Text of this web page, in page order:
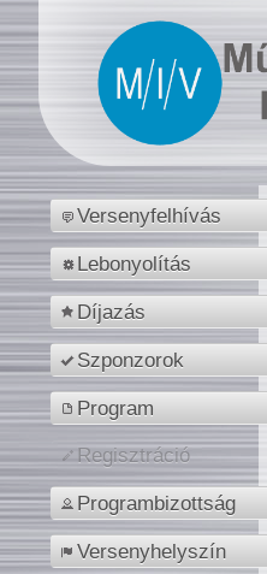
Versenyfelhívás
Lebonyolítás
Díjazás
Szponzorok
Program
Regisztráció
Programbizottság
Versenyhelyszín